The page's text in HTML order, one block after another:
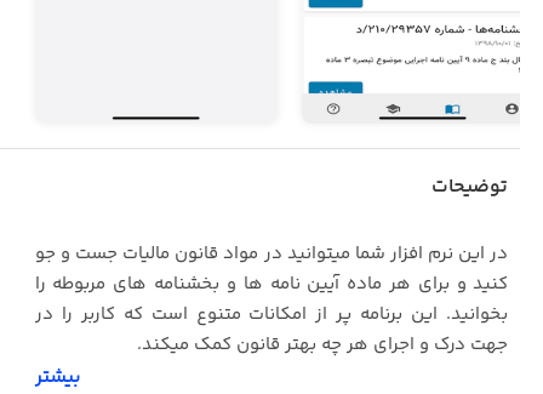
توضیحات
در این نرم افزار شما میتوانید در مواد قانون مالیات جست و جو
کنید و برای هر ماده آیین نامه ها و بخشنامه های مربوطه را
بخوانید. این برنامه پر از امکانات متنوع است که کاربر را در
جهت درک و اجرای هر چه بهتر قانون کمک میکند.
بیشتر